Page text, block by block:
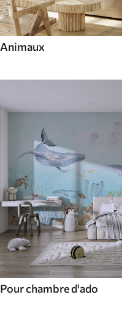
Animaux
Pour chambre d'ado